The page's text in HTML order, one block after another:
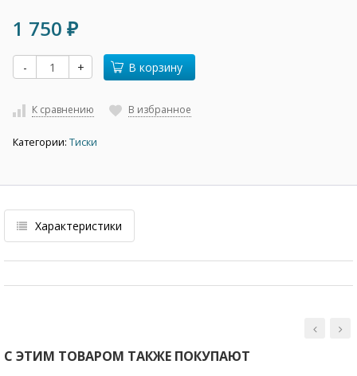
1 750 ₽
- + В корзину
К сравнению В избранное
Категории: Тиски
Характеристики
С ЭТИМ ТОВАРОМ ТАКЖЕ ПОКУПАЮТ